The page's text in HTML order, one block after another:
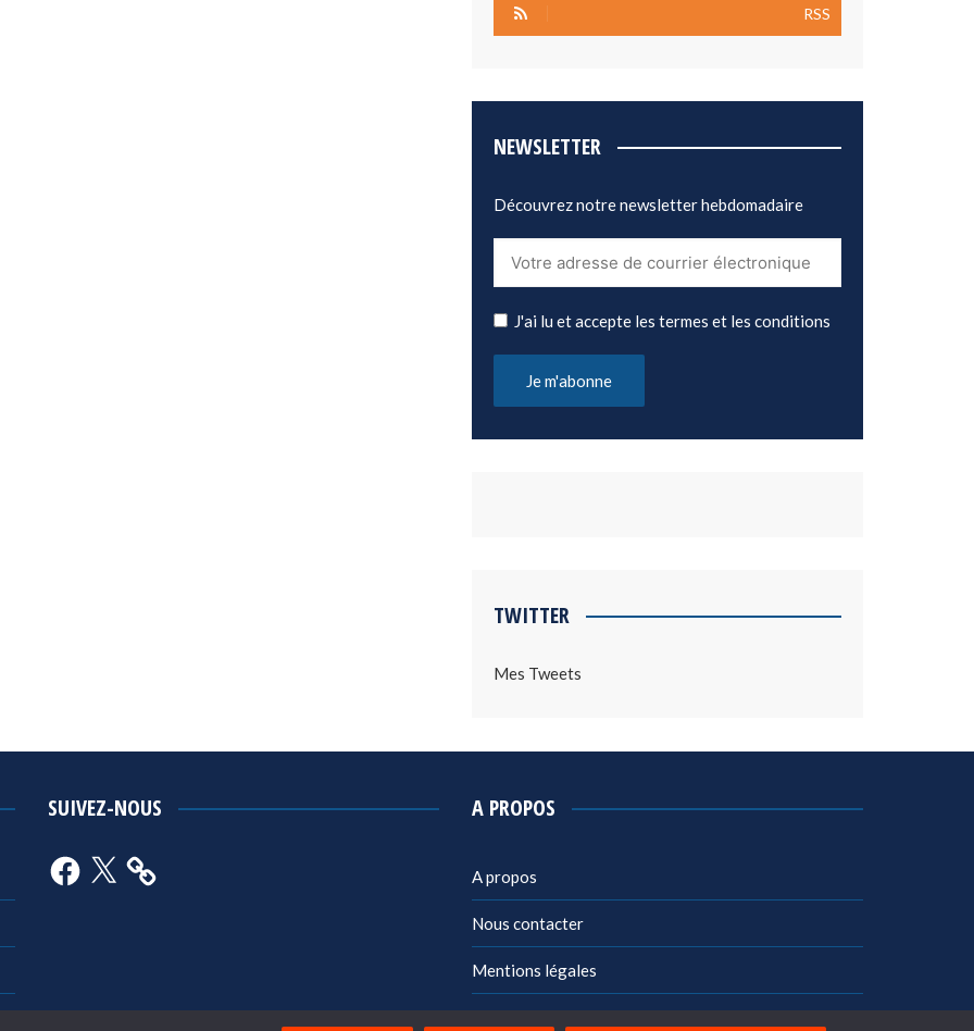
RSS
NEWSLETTER
Découvrez notre newsletter hebdomadaire
J'ai lu et accepte les termes et les conditions
TWITTER
Mes Tweets
SUIVEZ-NOUS
Facebook
X
A PROPOS
A propos
Nous contacter
Mentions légales
Politique de confidentialité